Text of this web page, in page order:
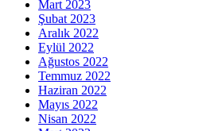
Mart 2023
Şubat 2023
Aralık 2022
Eylül 2022
Ağustos 2022
Temmuz 2022
Haziran 2022
Mayıs 2022
Nisan 2022